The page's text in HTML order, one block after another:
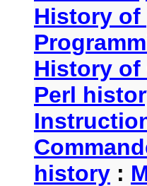
History
History of
Perl
history :